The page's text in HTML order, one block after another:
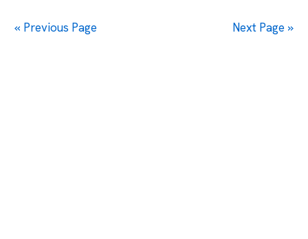
« Previous Page Next Page »